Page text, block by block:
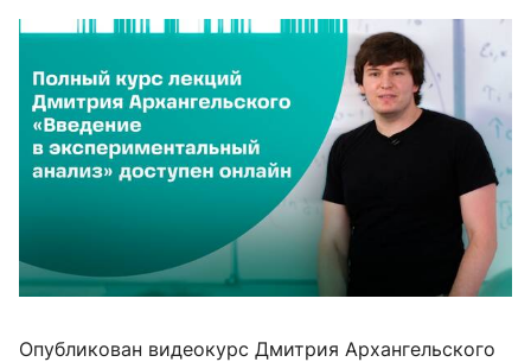
Опубликован видеокурс Дмитрия Архангельского